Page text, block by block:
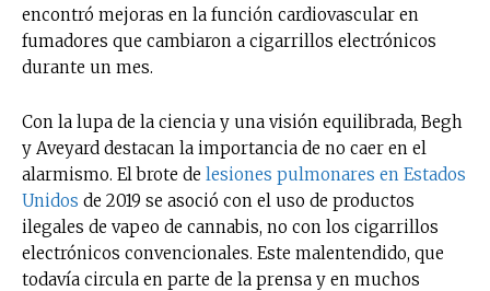
encontró mejoras en la función cardiovascular en
fumadores que cambiaron a cigarrillos electrónicos
durante un mes.
Con la lupa de la ciencia y una visión equilibrada, Begh
y Aveyard destacan la importancia de no caer en el
alarmismo. El brote de lesiones pulmonares en Estados
Unidos de 2019 se asoció con el uso de productos
ilegales de vapeo de cannabis, no con los cigarrillos
electrónicos convencionales. Este malentendido, que
todavía circula en parte de la prensa y en muchos